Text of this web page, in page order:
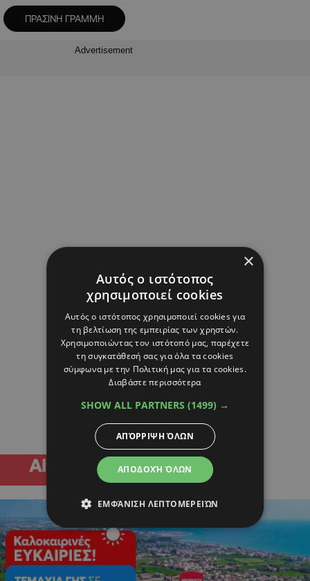
ΠΡΑΣΙΝΗ ΓΡΑΜΜΗ
Advertisement
×
Αυτός ο ιστότοπος
χρησιμοποιεί cookies
Αυτός ο ιστότοπος χρησιμοποιεί cookies για
τη βελτίωση της εμπειρίας των χρηστών.
Χρησιμοποιώντας τον ιστότοπό μας, παρέχετε
τη συγκατάθεσή σας για όλα τα cookies
σύμφωνα με την Πολιτική μας για τα cookies.
Διαβάστε περισσότερα
SHOW ALL PARTNERS (1499) →
ΑΠΟΔΟΧΉ ΌΛΩΝ
ΑΠΌΡΡΙΨΗ ΌΛΩΝ
ΕΜΦΆΝΙΣΗ ΛΕΠΤΟΜΕΡΕΙΏΝ